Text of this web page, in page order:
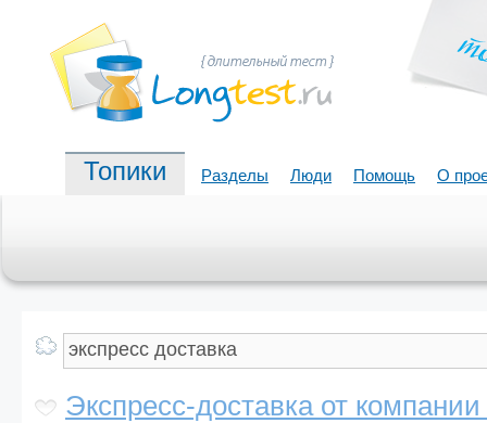
Топики Разделы Люди Помощь О
Экспресс-доставка от